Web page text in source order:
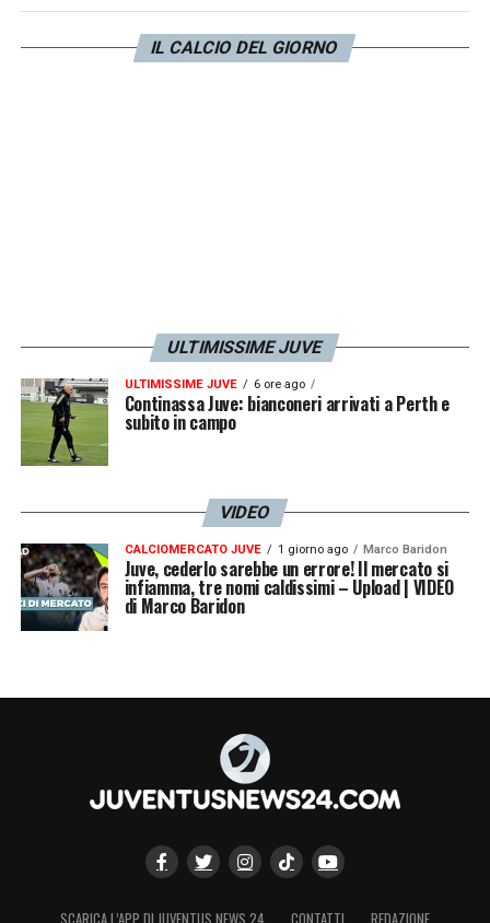
contratto fino al 2028 e dare pieni poteri per
convincere Antonio Conte, che è il principale
IL CALCIO DEL GIORNO
ULTIMISSIME JUVE
ULTIMISSIME JUVE 6 ore ago
Continassa Juve: bianconeri arrivati a Perth e
subito in campo
VIDEO
CALCIOMERCATO JUVE 1 giorno ago Marco Baridon
Juve, cederlo sarebbe un errore! Il mercato si
infiamma, tre nomi caldissimi – Upload | VIDEO
di Marco Baridon